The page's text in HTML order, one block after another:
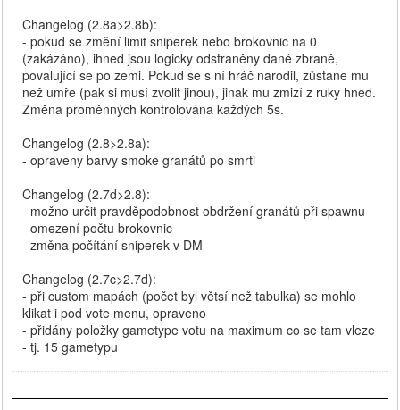
Changelog (2.8a>2.8b):
- pokud se změní limit sniperek nebo brokovnic na 0
(zakázáno), ihned jsou logicky odstraněny dané zbraně,
povalující se po zemi. Pokud se s ní hráč narodil, zůstane mu
než umře (pak si musí zvolit jinou), jinak mu zmizí z ruky hned.
Změna proměnných kontrolována každých 5s.
Changelog (2.8>2.8a):
- opraveny barvy smoke granátů po smrti
Changelog (2.7d>2.8):
- možno určit pravděpodobnost obdržení granátů při spawnu
- omezení počtu brokovnic
- změna počítání sniperek v DM
Changelog (2.7c>2.7d):
- při custom mapách (počet byl větsí než tabulka) se mohlo
klikat i pod vote menu, opraveno
- přidány položky gametype votu na maximum co se tam vleze
- tj. 15 gametypu